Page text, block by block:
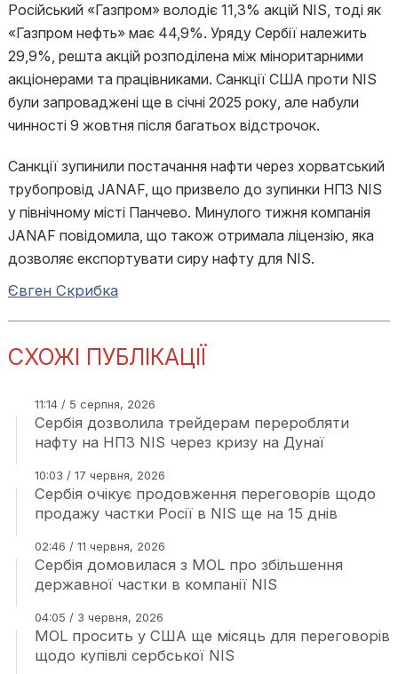
Російський «Газпром» володіє 11,3% акцій NIS, тоді як
«Газпром нефть» має 44,9%. Уряду Сербії належить
29,9%, решта акцій розподілена між міноритарними
акціонерами та працівниками. Санкції США проти NIS
були запроваджені ще в січні 2025 року, але набули
чинності 9 жовтня після багатьох відстрочок.
Санкції зупинили постачання нафти через хорватський
трубопровід JANAF, що призвело до зупинки НПЗ NIS
у північному місті Панчево. Минулого тижня компанія
JANAF повідомила, що також отримала ліцензію, яка
дозволяє експортувати сиру нафту для NIS.
Євген Скрибка
СХОЖІ ПУБЛІКАЦІЇ
11:14 / 5 серпня, 2026
Сербія дозволила трейдерам переробляти
нафту на НПЗ NIS через кризу на Дунаї
10:03 / 17 червня, 2026
Сербія очікує продовження переговорів щодо
продажу частки Росії в NIS ще на 15 днів
02:46 / 11 червня, 2026
Сербія домовилася з MOL про збільшення
державної частки в компанії NIS
04:05 / 3 червня, 2026
MOL просить у США ще місяць для переговорів
щодо купівлі сербської NIS